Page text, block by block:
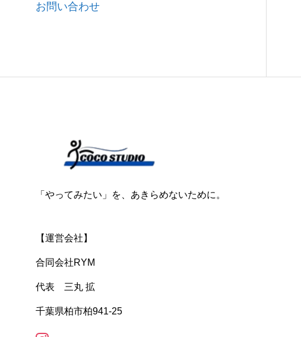
お問い合わせ
「やってみたい」を、あきらめないために。
【運営会社】
合同会社RYM
代表 三丸 拡
千葉県柏市柏941-25